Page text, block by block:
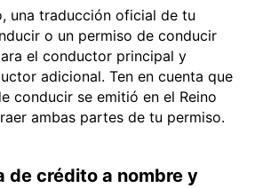
una traducción oficial de tu
o un permiso de conducir
el conductor principal y
adicional. Ten en cuenta que
conducir se emitió en el Reino
ambas partes de tu permiso.
de crédito a nombre y